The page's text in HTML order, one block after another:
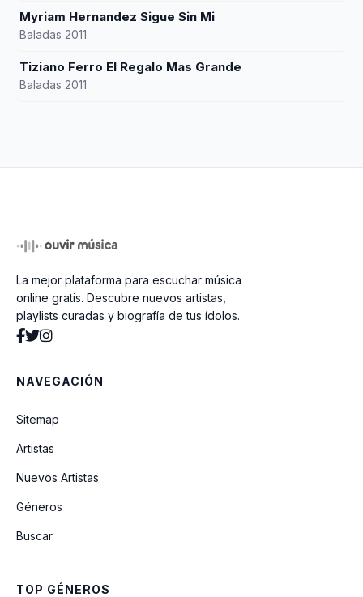
Myriam Hernandez Sigue Sin Mi
Baladas 2011
Tiziano Ferro El Regalo Mas Grande
Baladas 2011
La mejor plataforma para escuchar música
online gratis. Descubre nuevos artistas,
playlists curadas y biografía de tus ídolos.
NAVEGACIÓN
Sitemap
Artistas
Nuevos Artistas
Géneros
Buscar
TOP GÉNEROS